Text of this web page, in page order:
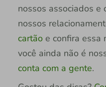
nossos associados
nossos
cartãoe confira essa
você ainda não é
conta com a gente.